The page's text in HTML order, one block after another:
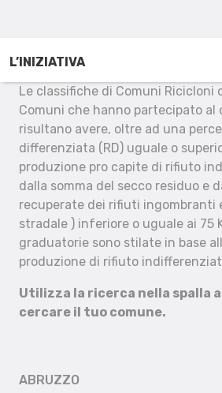
L’INIZIATIVA
Le classifiche di Comuni Ricicloni
Comuni che hanno partecipato al
risultano avere, oltre ad una
differenziata (RD) uguale o
produzione pro capite di rifiuto
dalla somma del secco residuo e
recuperate dei rifiuti ingombranti
stradale ) inferiore o uguale ai 75
graduatorie sono stilate in base
produzione di rifiuto
Utilizza la ricerca nella spalla
cercare il tuo comune.
ABRUZZO